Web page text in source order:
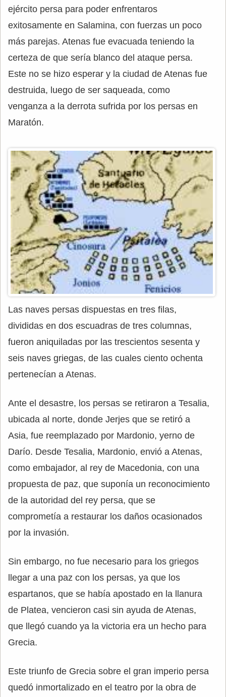
ejército persa para poder enfrentaros
exitosamente en Salamina, con fuerzas un poco
más parejas. Atenas fue evacuada teniendo la
certeza de que sería blanco del ataque persa.
Este no se hizo esperar y la ciudad de Atenas fue
destruida, luego de ser saqueada, como
venganza a la derrota sufrida por los persas en
Maratón.
Las naves persas dispuestas en tres filas,
divididas en dos escuadras de tres columnas,
fueron aniquiladas por las trescientos sesenta y
seis naves griegas, de las cuales ciento ochenta
pertenecían a Atenas.
Ante el desastre, los persas se retiraron a Tesalia,
ubicada al norte, donde Jerjes que se retiró a
Asia, fue reemplazado por Mardonio, yerno de
Darío. Desde Tesalia, Mardonio, envió a Atenas,
como embajador, al rey de Macedonia, con una
propuesta de paz, que suponía un reconocimiento
de la autoridad del rey persa, que se
comprometía a restaurar los daños ocasionados
por la invasión.
Sin embargo, no fue necesario para los griegos
llegar a una paz con los persas, ya que los
espartanos, que se había apostado en la llanura
de Platea, vencieron casi sin ayuda de Atenas,
que llegó cuando ya la victoria era un hecho para
Grecia.
Este triunfo de Grecia sobre el gran imperio persa
quedó inmortalizado en el teatro por la obra de